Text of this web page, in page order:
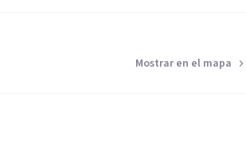
Mostrar en el mapa